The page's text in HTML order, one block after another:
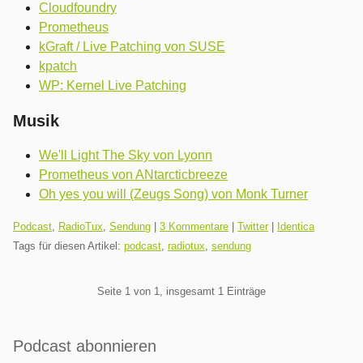
Cloudfoundry
Prometheus
kGraft / Live Patching von SUSE
kpatch
WP: Kernel Live Patching
Musik
We'll Light The Sky von Lyonn
Prometheus von ANtarcticbreeze
Oh yes you will (Zeugs Song) von Monk Turner
Kategorien:
Podcast, RadioTux, Sendung 3 Kommentare Twitter|
Identica
Tags für diesen Artikel: podcast, radiotux, sendung
Seite 1 von 1, insgesamt 1 Einträge
Seitenleiste
Podcast abonnieren